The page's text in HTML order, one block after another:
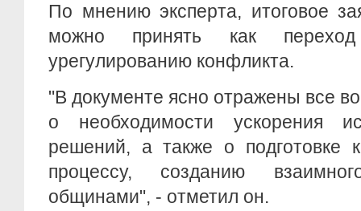
По мнению эксперта, итоговое
можно принять как
урегулированию конфликта.
"В документе ясно отражены все
о необходимости ускорения
решений, а также о подготовке
процессу, созданию
общинами", - отметил он.